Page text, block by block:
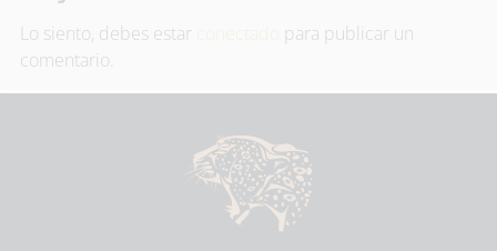
Lo siento, debes estar
para publicar un
comentario.